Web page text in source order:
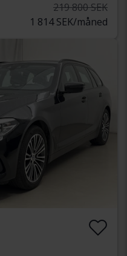
219 800 SEK
1 814 SEK/måned